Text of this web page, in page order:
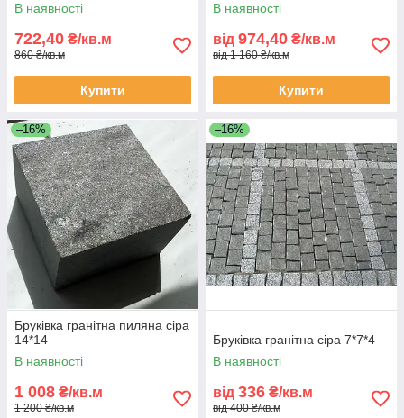
В наявності
722,40 ₴/кв.м
860 ₴/кв.м
Купити
В наявності
від 974,40 ₴/кв.м
від 1 160 ₴/кв.м
Купити
–16%
Бруківка гранітна пиляна сіра
14*14
В наявності
1 008 ₴/кв.м
1 200 ₴/кв.м
–16%
Бруківка гранітна сіра 7*7*4
В наявності
від 336 ₴/кв.м
від 400 ₴/кв.м